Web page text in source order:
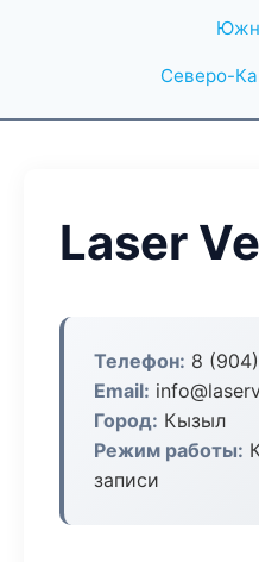
Северо-
Laser
Телефон: 8
Email:
Город: Кызыл
Режим работы:
записи